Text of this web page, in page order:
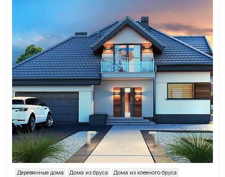
Деревянные дома Дома из бруса Дома из клееного бруса